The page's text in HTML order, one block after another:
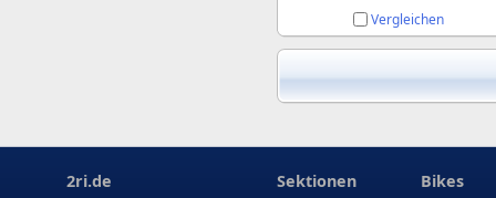
Vergleichen
2ri.de Sektionen Bikes